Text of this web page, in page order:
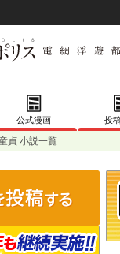
公式漫画 投
貞 小説一覧